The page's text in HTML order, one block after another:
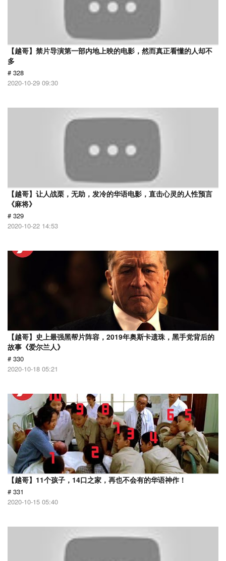
【越哥】禁片导演第一部内地上映的电影，然而真正看懂的人却不
多
# 328
2020-10-29 09:30
【越哥】让人战栗，无助，发冷的华语电影，直击心灵的人性预言
《麻将》
# 329
2020-10-22 14:53
【越哥】史上最强黑帮片阵容，2019年奥斯卡遗珠，黑手党背后的
故事《爱尔兰人》
# 330
2020-10-18 05:21
【越哥】11个孩子，14口之家，再也不会有的华语神作！
# 331
2020-10-15 05:40